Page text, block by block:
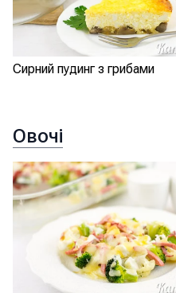
Сирний пудинг з грибами
Овочі